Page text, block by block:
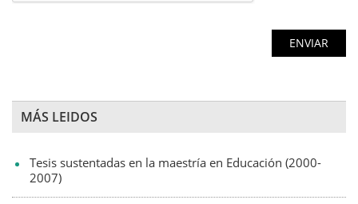
MÁS LEIDOS
Tesis sustentadas en la maestría en Educación (2000-
2007)